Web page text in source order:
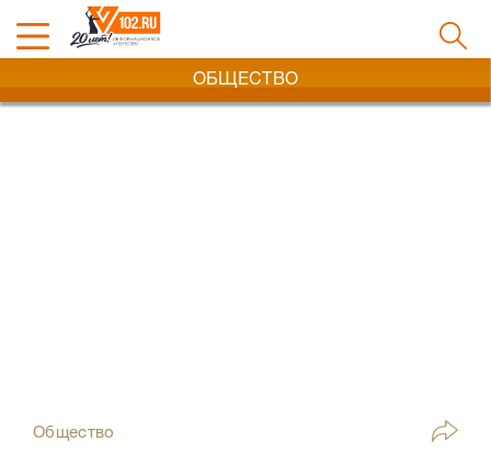
ОБЩЕСТВО
Общество